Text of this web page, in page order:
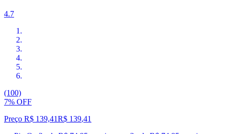
4.7
(100)
7% OFF
Preço R$ 139,41R$ 139,41